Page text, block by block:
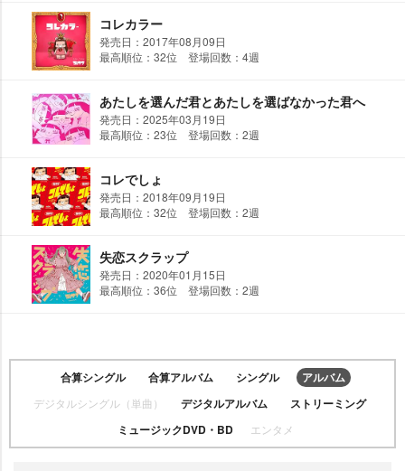
コレカラー
発売日：2017年08月09日
最高順位：32位 登場回数：4週
あたしを選んだ君とあたしを選ばなかった君へ
発売日：2025年03月19日
最高順位：23位 登場回数：2週
コレでしょ
発売日：2018年09月19日
最高順位：32位 登場回数：2週
失恋スクラップ
発売日：2020年01月15日
最高順位：36位 登場回数：2週
合算シングル 合算アルバム シングル アルバム
デジタルシングル（単曲） デジタルアルバム
ストリーミング
ミュージックDVD・BD
エンタメ